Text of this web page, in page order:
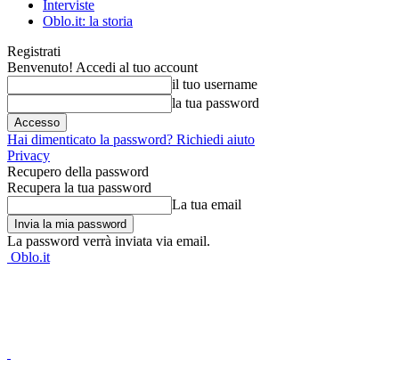
Interviste
Oblo.it: la storia
Registrati
Benvenuto! Accedi al tuo account
il tuo username
la tua password
Hai dimenticato la password? Richiedi aiuto
Privacy
Recupero della password
Recupera la tua password
La tua email
La password verrà inviata via email.
Oblo.it